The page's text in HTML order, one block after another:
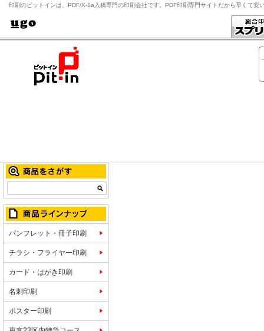
印刷のピットインは、PDF/X-1a入稿専門の印刷会社です。PDF印刷専門サイトだから早くて安
パンフレット・冊子印刷
チラシ・フライヤー印刷
カード・はがき印刷
名刺印刷
ポスター印刷